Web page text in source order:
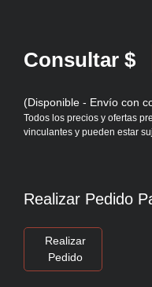
Consultar $
(Disponible - Envío con
Todos los precios y ofertas
vinculantes y pueden estar
Realizar Pedido
Realizar
Pedido